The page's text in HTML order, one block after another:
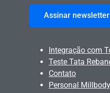
Assinar newsletter
Integração com
Teste Tata
Contato
Personal